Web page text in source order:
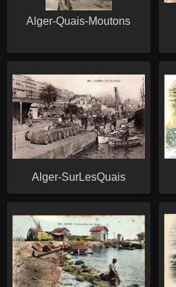
Alger-Quais-Moutons
Alger-SurLesQuais